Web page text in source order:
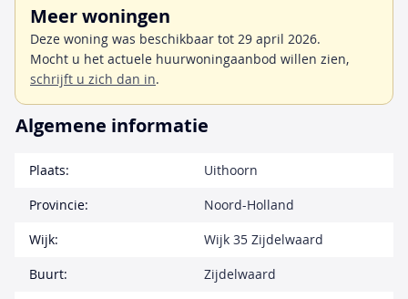
Meer woningen
Deze woning was beschikbaar tot 29 april 2026.
Mocht u het actuele huurwoningaanbod willen zien,
schrijft u zich dan in.
Algemene informatie
Plaats:
Uithoorn
Provincie:
Noord-Holland
Wijk:
Wijk 35 Zijdelwaard
Buurt:
Zijdelwaard